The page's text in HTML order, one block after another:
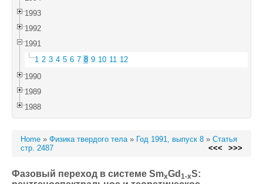
1993
1992
1991
1 2 3 4 5 6 7 8 9 10 11 12
1990
1989
1988
Home » Физика твердого тела» Год 1991, выпуск 8 » Статья
стр. 2487
<<< >>>
Фазовый переход в системе SmxGd 1-xS: